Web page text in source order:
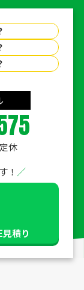
休
！
見積り